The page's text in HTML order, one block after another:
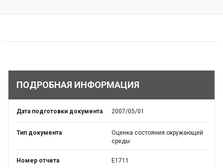
ПОДРОБНАЯ ИНФОРМАЦИЯ
Дата подготовки документа 2007/05/01
Тип документа
Оценка состояния окружающей
среды
Номер отчета E1711